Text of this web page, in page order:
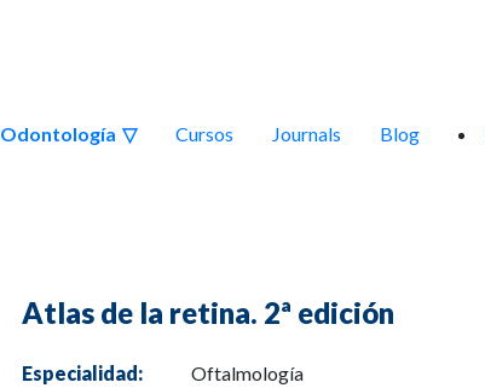
Odontología Cursos Journals Blog
Atlas de la retina. 2ª edición
Especialidad:
Oftalmología